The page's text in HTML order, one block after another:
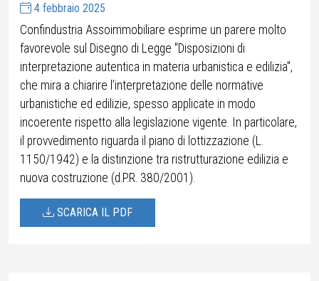
4 febbraio 2025
Confindustria Assoimmobiliare esprime un parere molto
favorevole sul Disegno di Legge "Disposizioni di
interpretazione autentica in materia urbanistica e edilizia",
che mira a chiarire l’interpretazione delle normative
urbanistiche ed edilizie, spesso applicate in modo
incoerente rispetto alla legislazione vigente. In particolare,
il provvedimento riguarda il piano di lottizzazione (L.
1150/1942) e la distinzione tra ristrutturazione edilizia e
nuova costruzione (d.P.R. 380/2001).
SCARICA IL PDF